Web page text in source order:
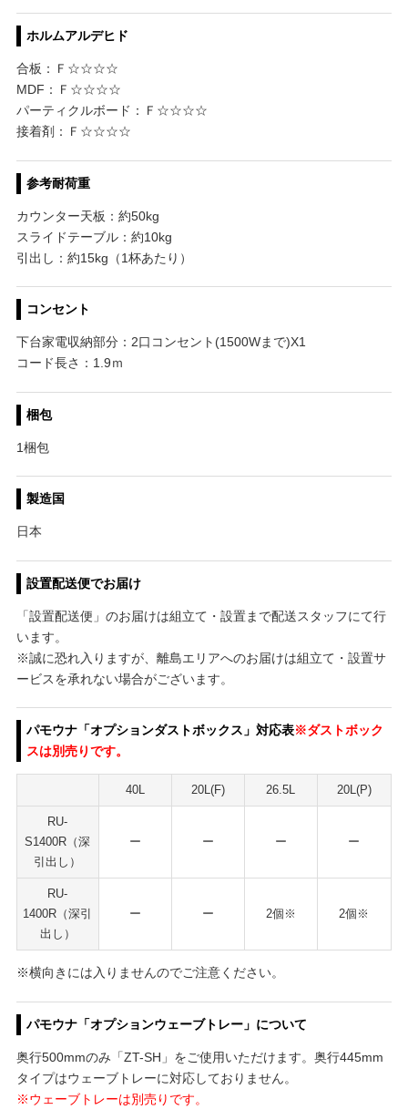
ホルムアルデヒド
合板：Ｆ☆☆☆☆
MDF：Ｆ☆☆☆☆
パーティクルボード：Ｆ☆☆☆☆
接着剤：Ｆ☆☆☆☆
参考耐荷重
カウンター天板：約50kg
スライドテーブル：約10kg
引出し：約15kg（1杯あたり）
コンセント
下台家電収納部分：2口コンセント(1500Wまで)X1
コード長さ：1.9ｍ
梱包
1梱包
製造国
日本
設置配送便でお届け
「設置配送便」のお届けは組立て・設置まで配送スタッフにて行
います。
※誠に恐れ入りますが、離島エリアへのお届けは組立て・設置サ
ービスを承れない場合がございます。
パモウナ「オプションダストボックス」対応表※ダストボック
スは別売りです。
40L 20L(F) 26.5L 20L(P)
RU-
S1400R（深
引出し）
ー ー ー ー
RU-
1400R（深引
出し）
ー ー 2個※ 2個※
※横向きには入りませんのでご注意ください。
パモウナ「オプションウェーブトレー」について
奥行500mmのみ「ZT-SH」をご使用いただけます。奥行445mm
タイプはウェーブトレーに対応しておりません。
※ウェーブトレーは別売りです。